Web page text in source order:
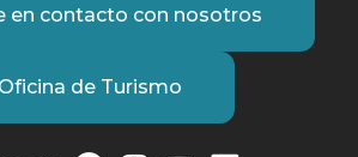
en contacto con nosotros
Oficina de Turismo